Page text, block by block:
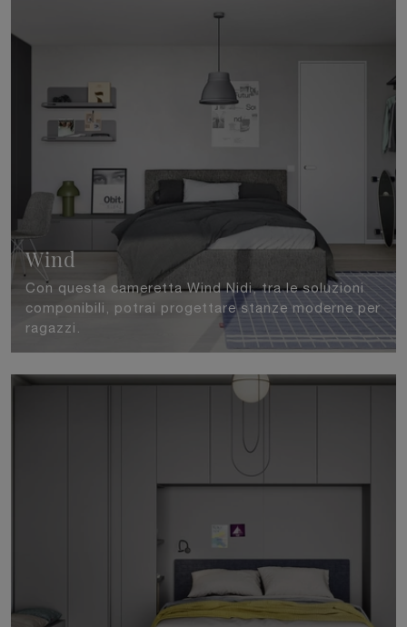
Wind
Con questa cameretta Wind Nidi, tra le soluzioni
componibili, potrai progettare stanze moderne per
ragazzi.